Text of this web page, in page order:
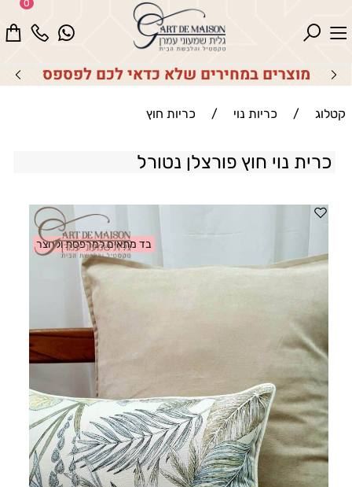
מוצרים במחירים שלא כדאי לכם לפספס
0
קטלוג / כריות נוי / כריות חוץ
כרית נוי חוץ פורצלן נטורל
בד מתאים למרפסת ולחצר